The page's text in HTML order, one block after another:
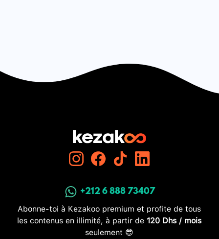
+212 6 888 73407
Abonne-toi à Kezakoo premium et profite de tous
les contenus en illimité, à partir de 120 Dhs / mois
seulement 😎